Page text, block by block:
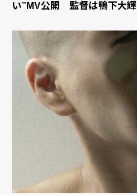
い”MV公開 監督は鴨下大輝